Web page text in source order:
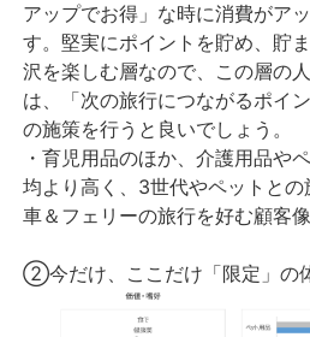
アップでお得」な時に消費がア
す。堅実にポイントを貯め、貯
沢を楽しむ層なので、この層の
は、「次の旅行につながるポイ
の施策を行うと良いでしょう。
・育児用品のほか、介護用品や
均より高く、3世代やペットと
車＆フェリーの旅行を好む顧客
②今だけ、ここだけ「限定」の